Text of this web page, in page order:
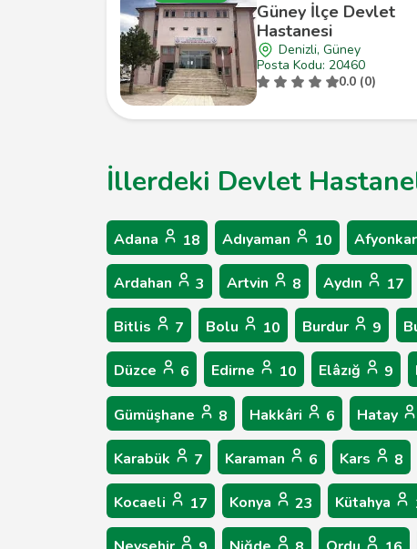
Güney İlçe Devlet
Hastanesi
Denizli, Güney
Posta Kodu: 20460
0.0 (0)
İllerdeki Devlet
Adana 18 Adıyaman 10
Ardahan 3 Artvin 8 Aydın 17
Bitlis 7 Bolu 10 Burdur 9
Düzce 6 Edirne 10 Elâzığ 9
Gümüşhane 8 Hakkâri 6 Hatay
Karabük 7 Karaman 6 Kars 8
Kocaeli 17 Konya 23 Kütahya